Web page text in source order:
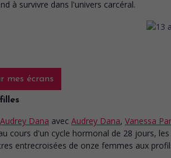
à survivre dans l'univers carcéral.
mes écrans
Audrey Dana avec Audrey Dana, Vanessa
cours d'un cycle hormonal de 28 jours, les
entrecroisées de onze femmes aux